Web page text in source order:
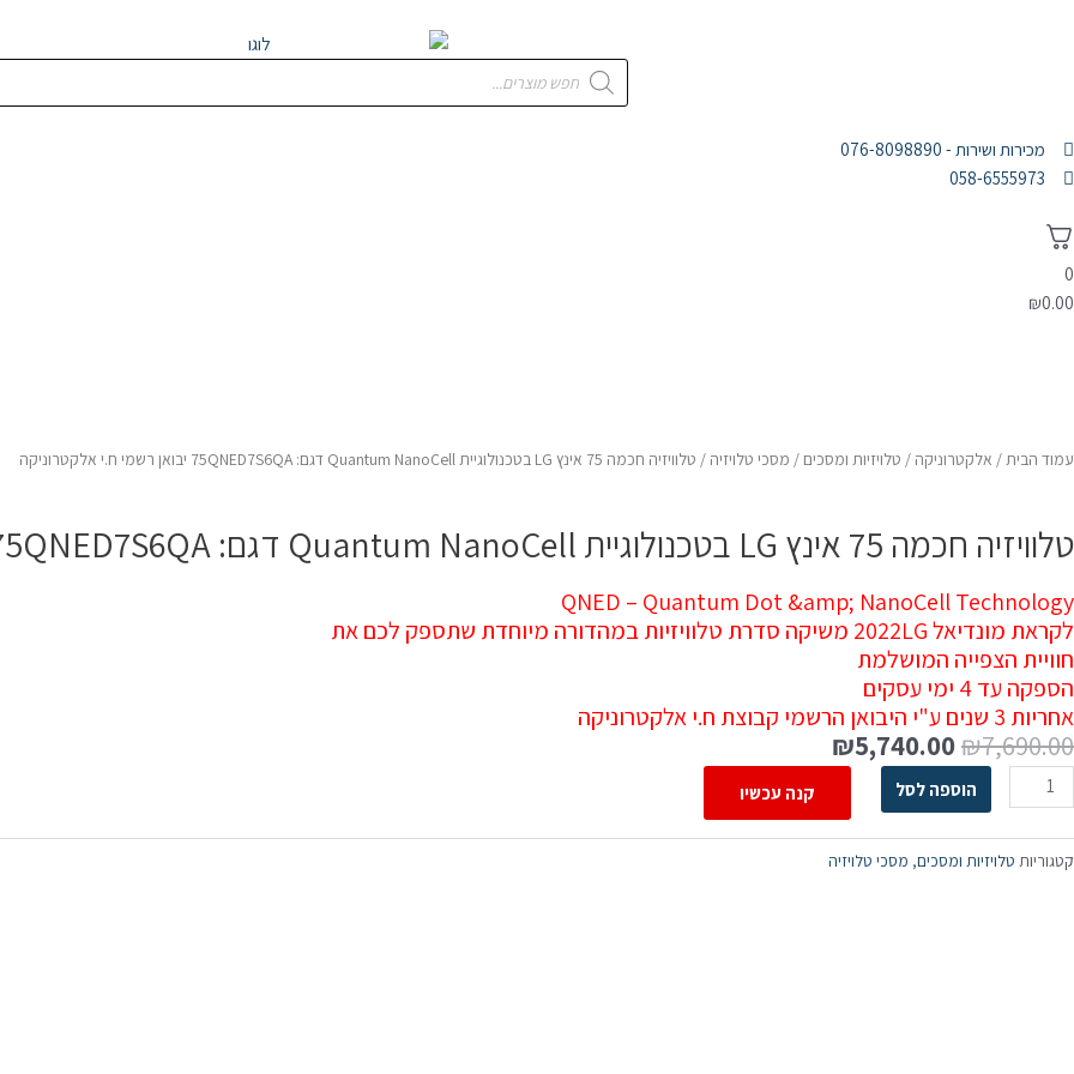
מכירות ושירות - 076-8098890
058-6555973
0
₪0.00
עמוד הבית/ אלקטרוניקה / טלויזיות ומסכים / מסכי טלויזיה / טלוויזיה חכמה 75 אינץ LG בטכנולוגיית Quantum NanoCell דגם: 75QNED7S6QA יבואן רשמי ח.י אלקטרוניקה
טלוויזיה חכמה 75 אינץ LG בטכנולוגיית Quantum NanoCell דגם: 75QNED7S6QA יבואן רשמי ח.י אלקטרוניקה
QNED – Quantum Dot &amp; NanoCell Technology
לקראת מונדיאל 2022LG משיקה סדרת טלוויזיות במהדורה מיוחדת שתספק לכם את
חוויית הצפייה המושלמת
הספקה עד 4 ימי עסקים
אחריות 3 שנים ע"י היבואן הרשמי קבוצת ח.י אלקטרוניקה
₪7,690.00
₪5,740.00
הוספה לסל קנה עכשיו
קטגוריות טלויזיות ומסכים, מסכי טלויזיה